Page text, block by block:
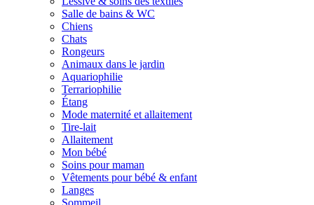
Salle de bains & WC
Chiens
Chats
Rongeurs
Animaux dans le jardin
Aquariophilie
Terrariophilie
Étang
Mode maternité et allaitement
Tire-lait
Allaitement
Mon bébé
Soins pour maman
Vêtements pour bébé & enfant
Langes
Sommeil